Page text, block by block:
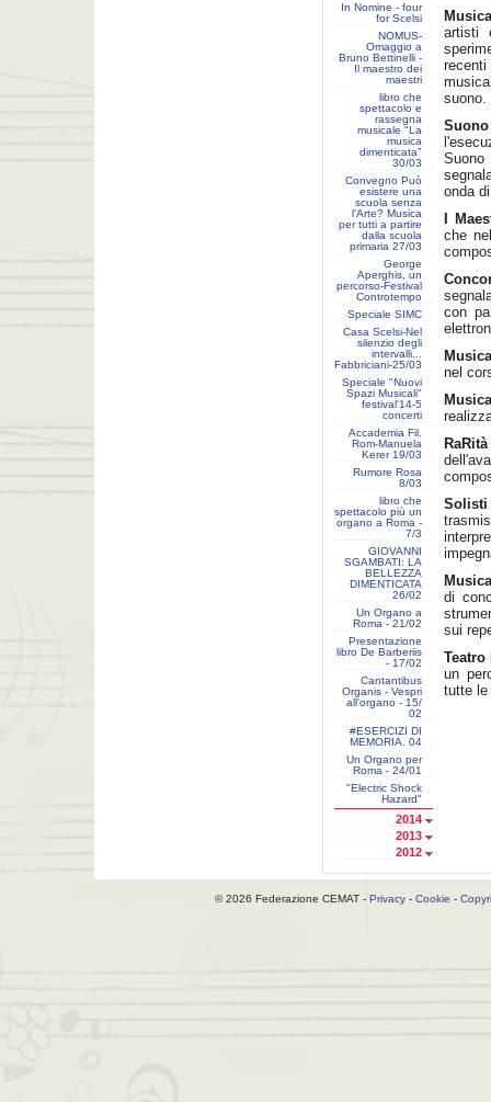
In Nomine - four
for Scelsi
NOMUS-
Omaggio a
Bruno Bettinelli -
Il maestro dei
maestri
libro che
spettacolo e
rassegna
musicale "La
musica
dimenticata"
30/03
Convegno Può
esistere una
scuola senza
l’Arte? Musica
per tutti a partire
dalla scuola
primaria 27/03
George
Aperghis, un
percorso-Festival
Controtempo
Speciale SIMC
Casa Scelsi-Nel
silenzio degli
intervalli...
Fabbriciani-25/03
Speciale "Nuovi
Spazi Musicali"
festival'14-5
concerti
Accademia Fil.
Rom-Manuela
Kerer 19/03
Rumore Rosa
8/03
libro che
spettacolo più un
organo a Roma -
7/3
GIOVANNI
SGAMBATI: LA
BELLEZZA
DIMENTICATA
26/02
Un Organo a
Roma - 21/02
Presentazione
libro De Barberiis
- 17/02
Cantantibus
Organis - Vespri
all'organo - 15/
02
#ESERCIZI DI
MEMORIA. 04
Un Organo per
Roma - 24/01
"Electric Shock
Hazard"
2014
2013
2012
artisti
suono.
onda
I
che
con
nel
RaRità
di
sui
Teatro
un
tutte le
© 2026 Federazione CEMAT - Privacy- Cookie -